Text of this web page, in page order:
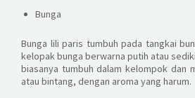
Bunga
Bunga lili paris tumbuh pada tangkai
kelopak bunga berwarna putih atau
biasanya tumbuh dalam kelompok dan
atau bintang, dengan aroma yang harum.